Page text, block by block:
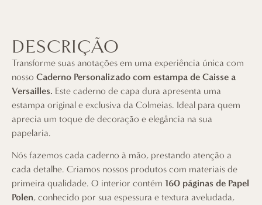
DESCRIÇÃO
Transforme suas anotações em uma experiência única com
nosso Caderno Personalizado com estampa de Caisse a
Versailles. Este caderno de capa dura apresenta uma
estampa original e exclusiva da Colmeias. Ideal para quem
aprecia um toque de decoração e elegância na sua
papelaria.
Nós fazemos cada caderno à mão, prestando atenção a
cada detalhe. Criamos nossos produtos com materiais de
primeira qualidade. O interior contém 160 páginas de Papel
Polen, conhecido por sua espessura e textura aveludada,